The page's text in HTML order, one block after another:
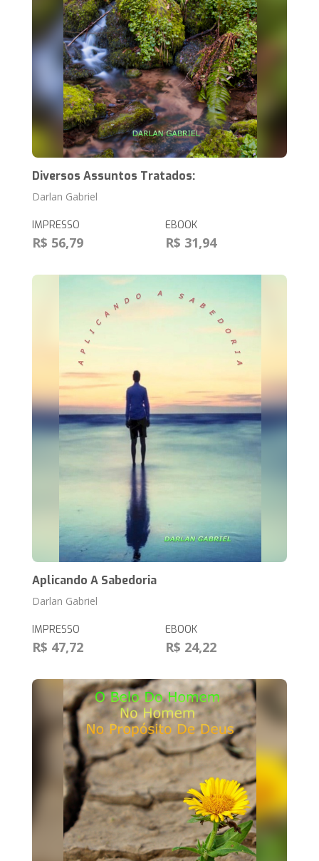
Diversos Assuntos Tratados:
Darlan Gabriel
IMPRESSO
R$ 56,79
EBOOK
R$ 31,94
Aplicando A Sabedoria
Darlan Gabriel
IMPRESSO
R$ 47,72
EBOOK
R$ 24,22